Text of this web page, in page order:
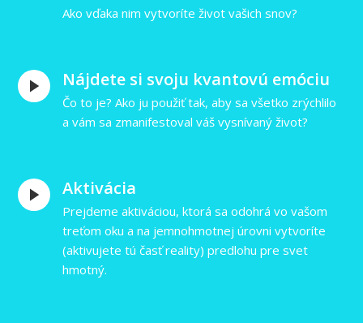
Ako vďaka nim vytvoríte život vašich snov?
Nájdete si svoju kvantovú emóciu
Čo to je? Ako ju použiť tak, aby sa všetko zrýchlilo
a vám sa zmanifestoval váš vysnívaný život?
Aktivácia
Prejdeme aktiváciou, ktorá sa odohrá vo vašom
treťom oku a na jemnohmotnej úrovni vytvoríte
(aktivujete tú časť reality) predlohu pre svet
hmotný.